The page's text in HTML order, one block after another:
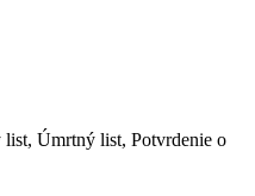
Úmrtný list, Potvrdenie o